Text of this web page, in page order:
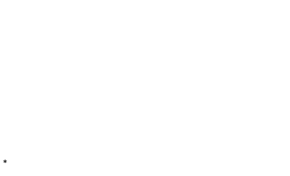
*